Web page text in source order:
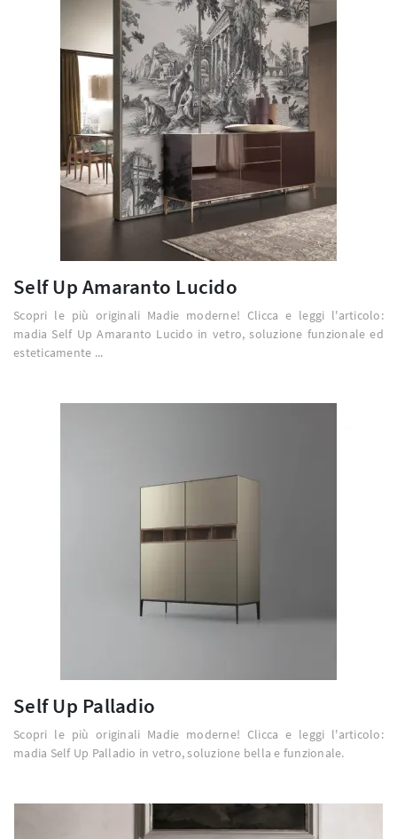
Self Up Amaranto Lucido
Scopri le più originali Madie moderne! Clicca e leggi l'articolo:
madia Self Up Amaranto Lucido in vetro, soluzione funzionale ed
esteticamente ...
Self Up Palladio
Scopri le più originali Madie moderne! Clicca e leggi l'articolo:
madia Self Up Palladio in vetro, soluzione bella e funzionale.